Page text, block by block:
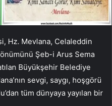
Hz. Mevlana, Celaleddin
Şeb-i Arus Sema
Büyükşehir Belediye
sevgi, saygı, hoşgörü
tüm dünyaya yayılan bir